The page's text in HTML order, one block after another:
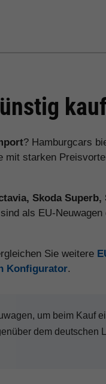
? Hamburgcars
mit starken
Skoda Superb,
als EU-
Sie weitere
Konfigurator.
um beim Kauf
dem deutschen